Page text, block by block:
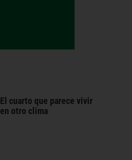
El cuarto que parece vivir
en otro clima